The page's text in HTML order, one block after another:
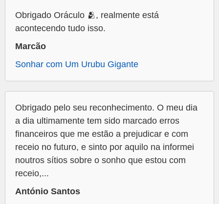
Obrigado Oráculo 🫂, realmente está
acontecendo tudo isso.
Marcão
Sonhar com Um Urubu Gigante
Obrigado pelo seu reconhecimento. O meu dia
a dia ultimamente tem sido marcado erros
financeiros que me estão a prejudicar e com
receio no futuro, e sinto por aquilo na informei
noutros sítios sobre o sonho que estou com
receio,...
António Santos